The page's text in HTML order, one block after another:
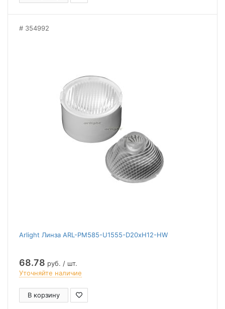
354992
Arlight Линза ARL-PM585-U1555-D20xH12-HW
68.78 руб. / шт.
Уточняйте наличие
В корзину